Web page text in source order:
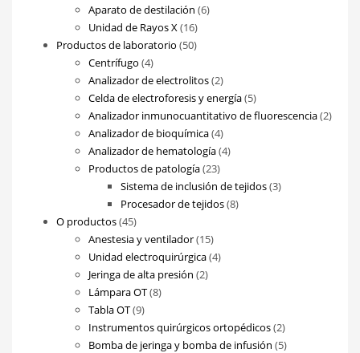
productos
Aparato de destilación 66
Unidad de Rayos X 1616
productos
Productos de laboratorio 5050
Centrífugo 44
productos
Analizador de electrolitos 22
productos
Celda de electroforesis y energía 55
productos
Analizador inmunocuantitativo de fluorescencia 22
Analizador de bioquímica 44
productos
Analizador de hematología 44
Productos de patología 2323
productos
Sistema de inclusión de tejidos 33
Procesador de tejidos 88
O productos 4545
productos
Anestesia y ventilador 1515
productos
Unidad electroquirúrgica 44
Jeringa de alta presión 22
Lámpara OT 88
Tabla OT 99
productos
Instrumentos quirúrgicos ortopédicos 22
productos
Bomba de jeringa y bomba de infusión 55